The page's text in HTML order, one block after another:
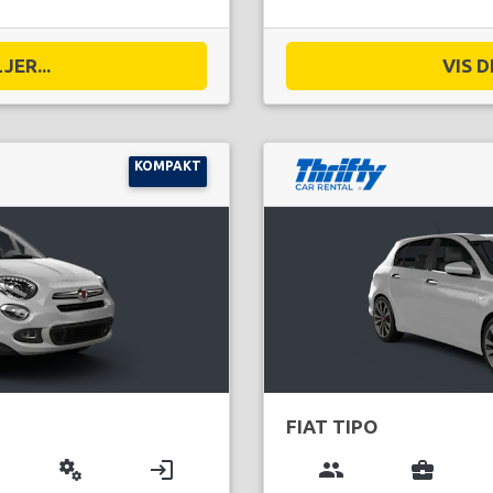
VIS
KOMPAKT
miscellaneous_services login
FIAT TIPO
group business_center